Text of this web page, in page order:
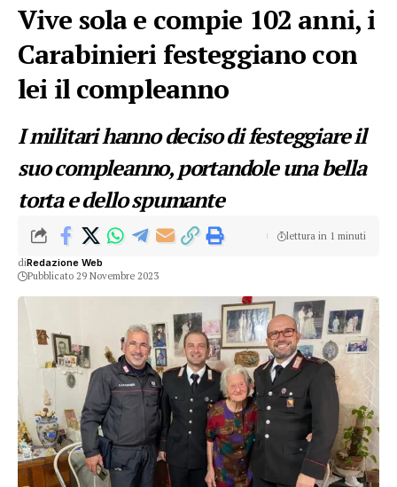
Vive sola e compie 102 anni, i
Carabinieri festeggiano con
lei il compleanno
I militari hanno deciso di festeggiare il
suo compleanno, portandole una bella
torta e dello spumante
diRedazione Web
Pubblicato 29 Novembre 2023
lettura in 1 minuti